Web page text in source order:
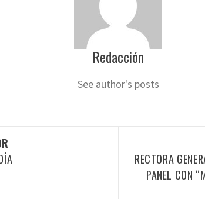
Redacción
See author's posts
RECTORA
PANEL CON